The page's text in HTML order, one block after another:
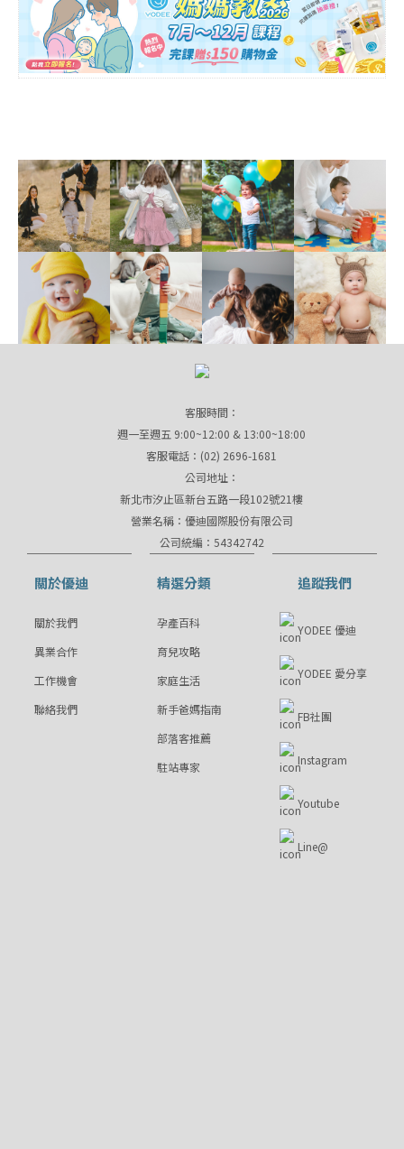
客服時間：
週一至週五 9:00~12:00 & 13:00~18:00
客服電話：(02) 2696-1681
公司地址：
新北市汐止區新台五路一段102號21樓
營業名稱：優迪國際股份有限公司
公司統編：54342742
關於優迪
關於我們
異業合作
工作機會
聯絡我們
精選分類
孕產百科
育兒攻略
家庭生活
新手爸媽指南
部落客推薦
駐站專家
追蹤我們
YODEE 優迪
YODEE 愛分享
FB社團
Instagram
Youtube
Line@